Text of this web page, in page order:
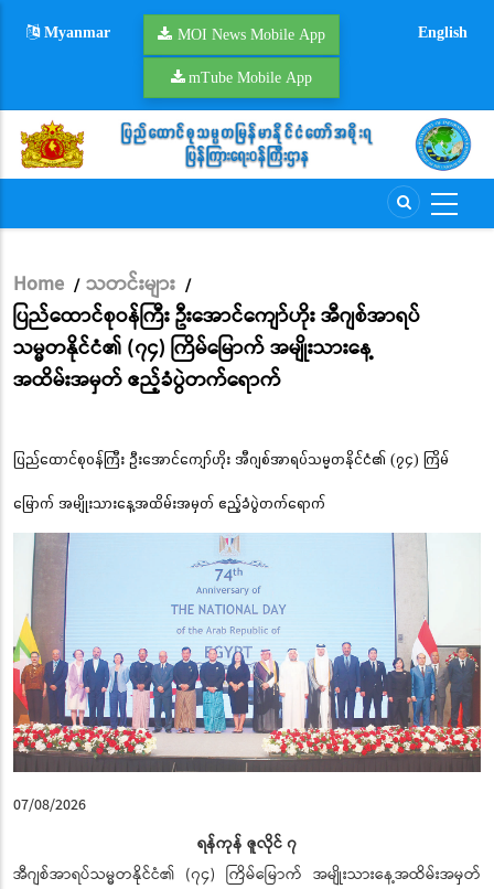
Myanmar MOI News Mobile App
mTube Mobile App
English
Breadcrumb
Home / သတင်းများ /
ပြည်ထောင်စုဝန်ကြီး ဦး‌အောင်ကျော်ဟိုး အီဂျစ်အာရပ်
သမ္မတနိုင်ငံ၏ (၇၄) ကြိမ်မြောက် အမျိုးသားနေ့
အထိမ်းအမှတ် ဧည့်ခံပွဲတက်ရောက်
ပြည်ထောင်စုဝန်ကြီး ဦး‌အောင်ကျော်ဟိုး အီဂျစ်အာရပ်သမ္မတနိုင်ငံ၏ (၇၄) ကြိမ်
မြောက် အမျိုးသားနေ့အထိမ်းအမှတ် ဧည့်ခံပွဲတက်ရောက်
07/08/2026
ရန်ကုန် ဇူလိုင် ၇
အီဂျစ်အာရပ်သမ္မတနိုင်ငံ၏ (၇၄) ကြိမ်မြောက် အမျိုးသားနေ့အထိမ်းအမှတ်